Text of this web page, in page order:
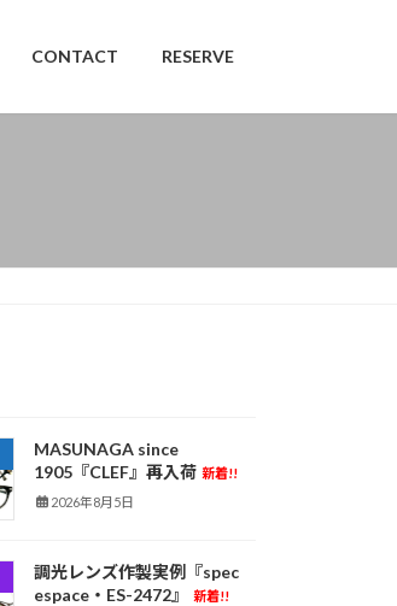
CONTACT RESERVE
MASUNAGA since
1905『CLEF』再入荷 新着!!
2026年8月5日
調光レンズ作製実例『spec
espace・ES-2472』
新着!!